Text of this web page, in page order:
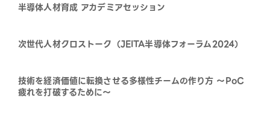
半導体人材育成 アカデミアセッション
次世代人材クロストーク（JEITA半導体フォーラム2024）
技術を経済価値に転換させる多様性チームの作り方 ～PoC
疲れを打破するために～